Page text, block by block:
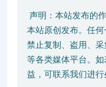
声明：本站发布的
本站原创发布。任
禁止复制、盗用、
等各类媒体平台。
益，可联系我们进行